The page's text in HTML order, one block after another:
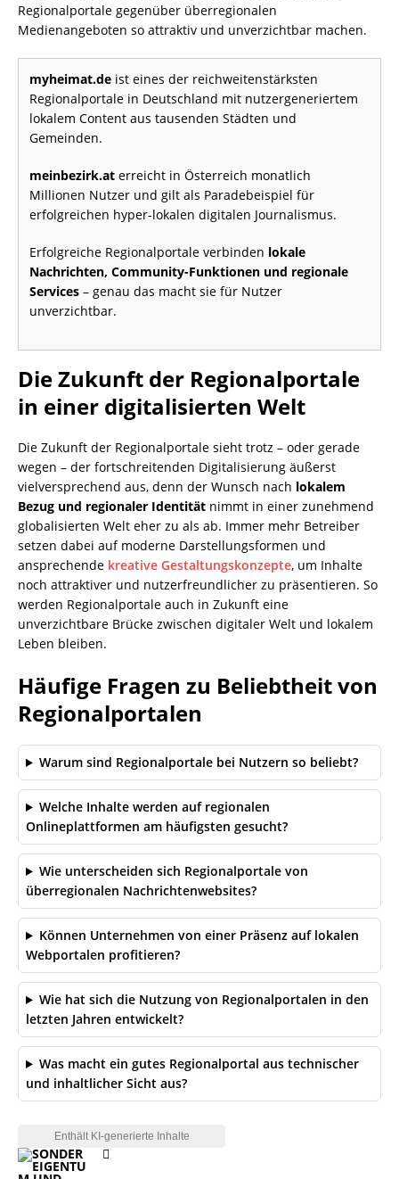
Regionalportale gegenüber überregionalen
Medienangeboten so attraktiv und unverzichtbar machen.
myheimat.de ist eines der reichweitenstärksten
Regionalportale in Deutschland mit nutzergeneriertem
lokalem Content aus tausenden Städten und
Gemeinden.
meinbezirk.at erreicht in Österreich monatlich
Millionen Nutzer und gilt als Paradebeispiel für
erfolgreichen hyper-lokalen digitalen Journalismus.
Erfolgreiche Regionalportale verbinden lokale
Nachrichten, Community-Funktionen und regionale
Services – genau das macht sie für Nutzer
unverzichtbar.
Die Zukunft der Regionalportale
in einer digitalisierten Welt
Die Zukunft der Regionalportale sieht trotz – oder gerade
wegen – der fortschreitenden Digitalisierung äußerst
vielversprechend aus, denn der Wunsch nach lokalem
Bezug und regionaler Identität nimmt in einer zunehmend
globalisierten Welt eher zu als ab. Immer mehr Betreiber
setzen dabei auf moderne Darstellungsformen und
ansprechende kreative Gestaltungskonzepte, um Inhalte
noch attraktiver und nutzerfreundlicher zu präsentieren. So
werden Regionalportale auch in Zukunft eine
unverzichtbare Brücke zwischen digitaler Welt und lokalem
Leben bleiben.
Häufige Fragen zu Beliebtheit von
Regionalportalen
Warum sind Regionalportale bei Nutzern so beliebt?
Welche Inhalte werden auf regionalen
Onlineplattformen am häufigsten gesucht?
Wie unterscheiden sich Regionalportale von
überregionalen Nachrichtenwebsites?
Können Unternehmen von einer Präsenz auf lokalen
Webportalen profitieren?
Wie hat sich die Nutzung von Regionalportalen in den
letzten Jahren entwickelt?
Was macht ein gutes Regionalportal aus technischer
und inhaltlicher Sicht aus?